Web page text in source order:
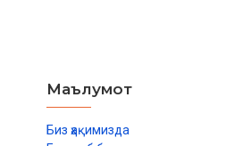
Маълумот
Биз ҳақимизда